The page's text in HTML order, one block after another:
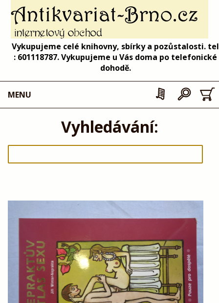
Vykupujeme celé knihovny, sbírky a pozůstalosti. tel
: 601118787. Vykupujeme u Vás doma po telefonické
dohodě.
MENU
Vyhledávání: